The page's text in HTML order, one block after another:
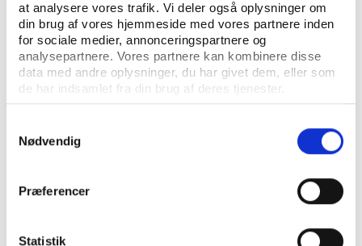
at analysere vores trafik. Vi deler også oplysninger om
din brug af vores hjemmeside med vores partnere inden
for sociale medier, annonceringspartnere og
analysepartnere. Vores partnere kan kombinere disse
data med andre oplysninger, du har givet dem, eller som
de har indsamlet fra din brug af deres tjenester.
Nødvendig
Præferencer
Statistik
REKVIRENT: DANSK SKOLEIDRÆT OG TRYGFONDEN
ANTAL SIDER: 42
KONTAKT OS